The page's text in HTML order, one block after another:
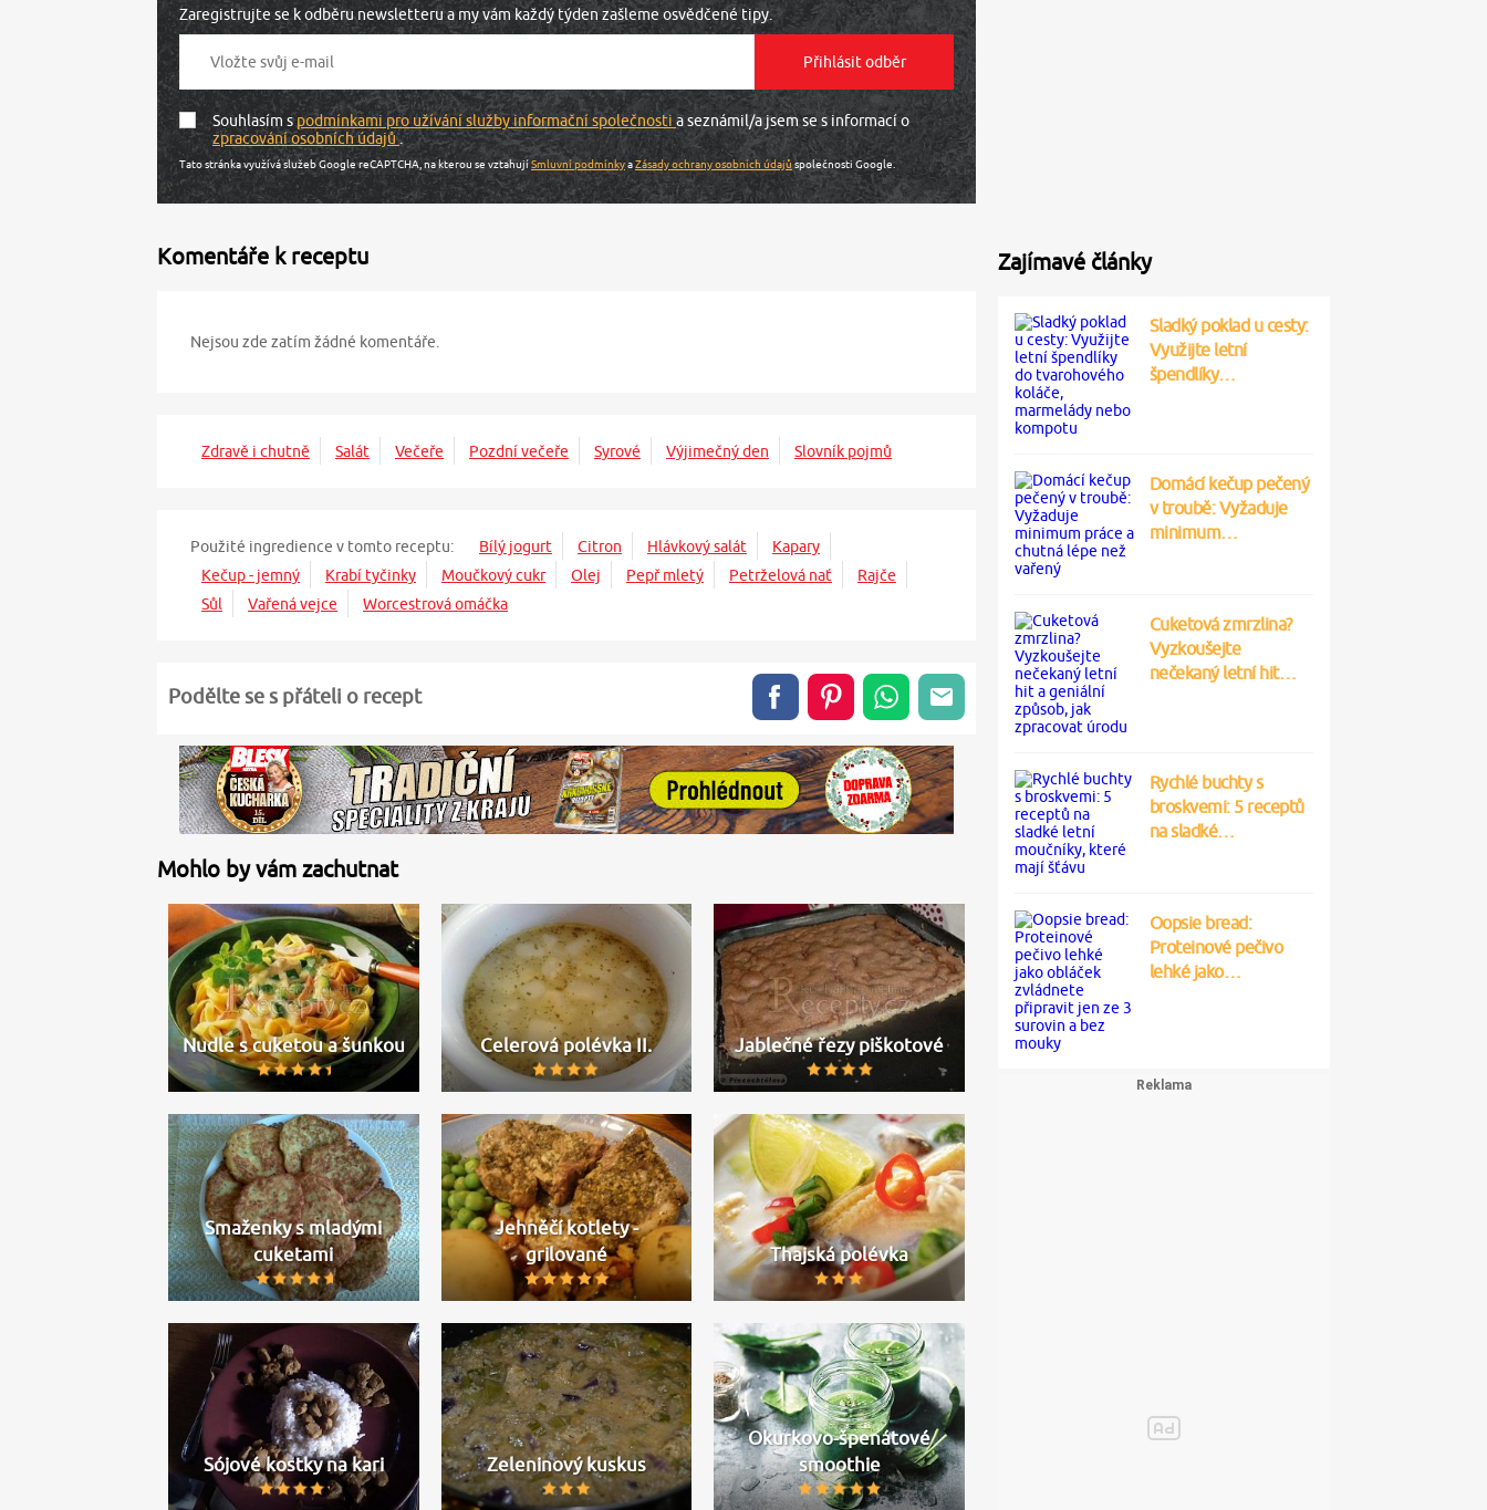
Zaregistrujte se k odběru newsletteru a my vám každý týden zašleme osvědčené tipy.
Souhlasím spodmínkami pro užívání služby informační společnosti a seznámil/a jsem se s informací o
zpracování osobních údajů.
Tato stránka využívá služeb Google reCAPTCHA, na kterou se vztahujíSmluvní podmínkyaZásady ochrany osobních údajůspolečnosti Google.
Komentáře k receptu
Nejsou zde zatím žádné komentáře.
Zdravě i chutně Salát Večeře Pozdní večeře Syrové Výjimečný den Slovník pojmů
Použité ingredience v tomto receptu: Bílý jogurt Citron Hlávkový salát
Kapary
Kečup - jemný
Krabí tyčinky Moučkový cukr Olej Pepř mletý Petrželová nať
Rajče
Sůl
Vařená vejce Worcestrová omáčka
Podělte se s přáteli o recept
Mohlo by vám zachutnat
Nudle s cuketou a šunkou Celerová polévka II. Jablečné řezy piškotové
Smaženky s mladými
cuketami
Jehněčí kotlety -
grilované
Thajská polévka
Sójové kostky na kari Zeleninový kuskus
Okurkovo-špenátové
smoothie
Zajímavé články
Sladký poklad u cesty:
Využijte letní
špendlíky…
Domácí kečup pečený
v troubě: Vyžaduje
minimum…
Cuketová zmrzlina?
Vyzkoušejte
nečekaný letní hit…
Rychlé buchty s
broskvemi: 5 receptů
na sladké…
Oopsie bread:
Proteinové pečivo
lehké jako…